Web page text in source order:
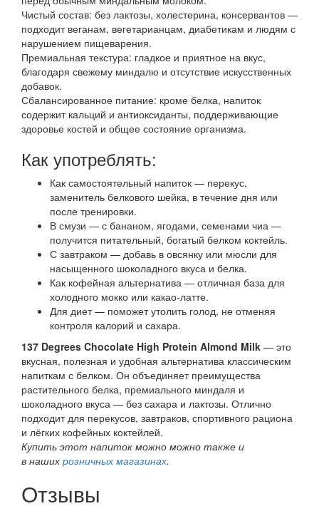
Чистый состав: без лактозы, холестерина, консервантов —
подходит веганам, вегетарианцам, диабетикам и людям с
нарушением пищеварения.
Премиальная текстура: гладкое и приятное на вкус,
благодаря свежему миндалю и отсутствие искусственных
добавок.
Сбалансированное питание: кроме белка, напиток
содержит кальций и антиоксиданты, поддерживающие
здоровье костей и общее состояние организма.
Как употреблять:
Как самостоятельный напиток — перекус,
заменитель белкового шейка, в течение дня или
после тренировки.
В смузи — с бананом, ягодами, семенами чиа —
получится питательный, богатый белком коктейль.
С завтраком — добавь в овсянку или мюсли для
насыщенного шоколадного вкуса и белка.
Как кофейная альтернатива — отличная база для
холодного мокко или какао-латте.
Для диет — поможет утолить голод, не отменяя
контроля калорий и сахара.
137 Degrees Chocolate High Protein Almond Milk — это
вкусная, полезная и удобная альтернатива классическим
напиткам с белком. Он объединяет преимущества
растительного белка, премиального миндаля и
шоколадного вкуса — без сахара и лактозы. Отлично
подходит для перекусов, завтраков, спортивного рациона
и лёгких кофейных коктейлей.
Купить этот напиток можно можно также и
в наших розничных магазинах.
Отзывы